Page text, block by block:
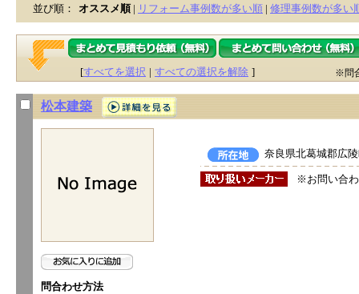
並び順： オススメ順 | リフォーム事例数が多い順 | 修理事例数が多い
[すべてを選択 | すべての選択を解除 ] ※問
松本建築
問合わせ方法
奈良県北葛城郡広
※お問い合